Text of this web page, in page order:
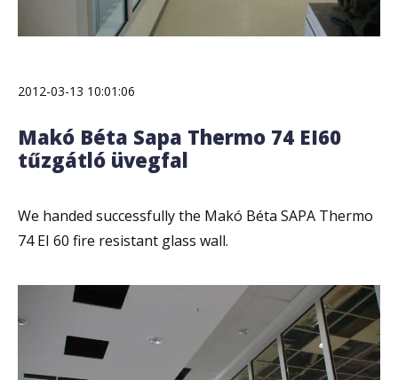
2012-03-13 10:01:06
Makó Béta Sapa Thermo 74 EI60
tűzgátló üvegfal
We handed successfully the Makó Béta SAPA Thermo
74 EI 60 fire resistant glass wall.